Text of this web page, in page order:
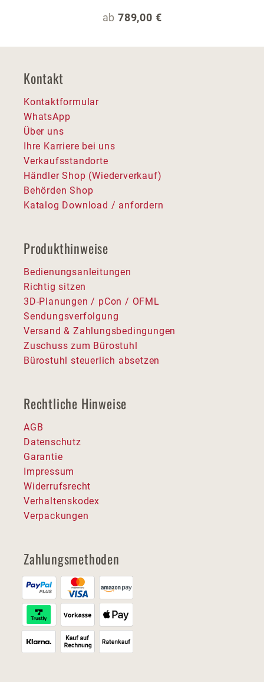
Regulärer Preis:
ab 789,00 €
Kontakt
Kontaktformular
WhatsApp
Über uns
Ihre Karriere bei uns
Verkaufsstandorte
Händler Shop (Wiederverkauf)
Behörden Shop
Katalog Download / anfordern
Produkthinweise
Bedienungsanleitungen
Richtig sitzen
3D-Planungen / pCon / OFML
Sendungsverfolgung
Versand & Zahlungsbedingungen
Zuschuss zum Bürostuhl
Bürostuhl steuerlich absetzen
Rechtliche Hinweise
AGB
Datenschutz
Garantie
Impressum
Widerrufsrecht
Verhaltenskodex
Verpackungen
Zahlungsmethoden